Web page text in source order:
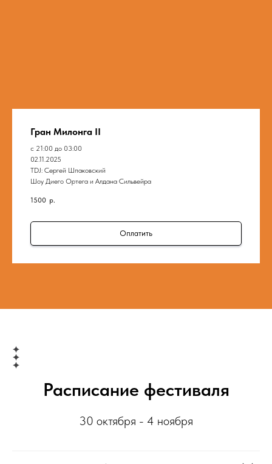
Гран Милонга II
с 21:00 до 03:00
02.11.2025
TDJ: Сергей Шпаковский
Шоу Диего Ортега и Алдана Сильвейра
1500 р.
Оплатить
Расписание фестиваля
30 октября - 4 ноября